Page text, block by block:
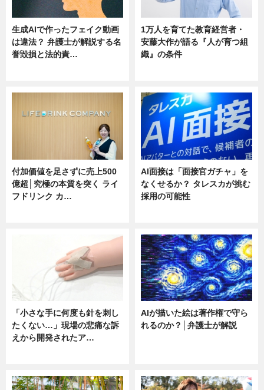
生成AIで作ったフェイク動画
は違法？ 弁護士が解説する名
誉毀損と法的責…
1万人を育てた教育経営者・
安藤大作が語る『人が育つ組
織』の条件
付加価値を足さずに売上500
億超│究極の本質を突く ライ
フドリンク カ…
AI面接は「面接官ガチャ」を
なくせるか？ タレスカが挑む
採用の可能性
「小さな手に何度も針を刺し
たくない…」現場の悲痛な訴
えから開発されたア…
AIが描いた絵は著作権で守ら
れるのか？│弁護士が解説